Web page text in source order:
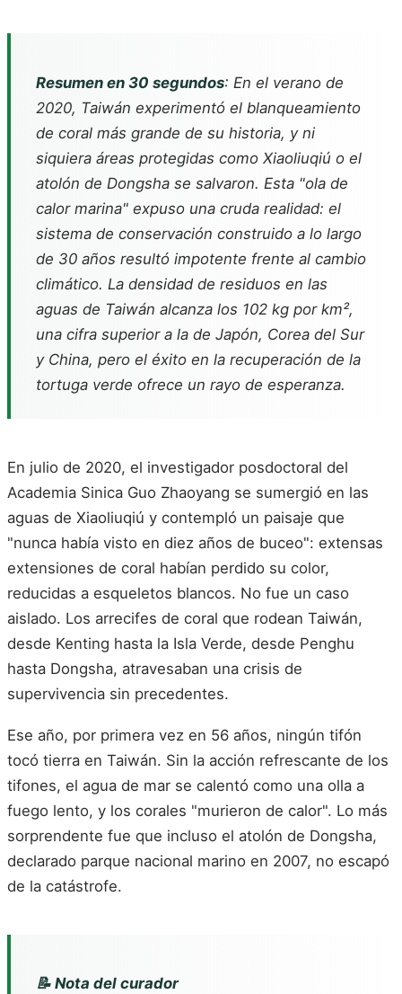
Resumen en 30 segundos: En el verano de
2020, Taiwán experimentó el blanqueamiento
de coral más grande de su historia, y ni
siquiera áreas protegidas como Xiaoliuqiú o el
atolón de Dongsha se salvaron. Esta "ola de
calor marina" expuso una cruda realidad: el
sistema de conservación construido a lo largo
de 30 años resultó impotente frente al cambio
climático. La densidad de residuos en las
aguas de Taiwán alcanza los 102 kg por km²,
una cifra superior a la de Japón, Corea del Sur
y China, pero el éxito en la recuperación de la
tortuga verde ofrece un rayo de esperanza.
En julio de 2020, el investigador posdoctoral del
Academia Sinica Guo Zhaoyang se sumergió en las
aguas de Xiaoliuqiú y contempló un paisaje que
"nunca había visto en diez años de buceo": extensas
extensiones de coral habían perdido su color,
reducidas a esqueletos blancos. No fue un caso
aislado. Los arrecifes de coral que rodean Taiwán,
desde Kenting hasta la Isla Verde, desde Penghu
hasta Dongsha, atravesaban una crisis de
supervivencia sin precedentes.
Ese año, por primera vez en 56 años, ningún tifón
tocó tierra en Taiwán. Sin la acción refrescante de los
tifones, el agua de mar se calentó como una olla a
fuego lento, y los corales "murieron de calor". Lo más
sorprendente fue que incluso el atolón de Dongsha,
declarado parque nacional marino en 2007, no escapó
de la catástrofe.
📝 Nota del curador